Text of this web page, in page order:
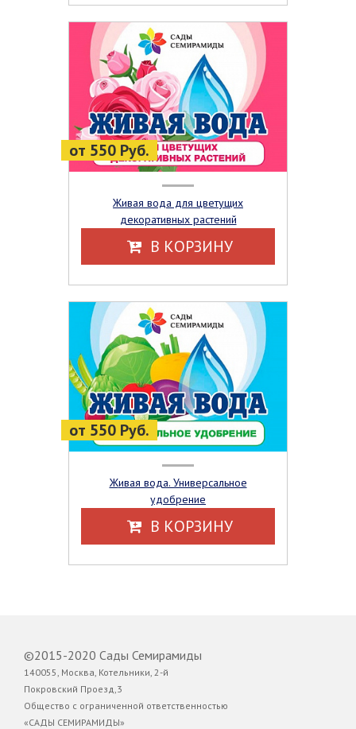
от 550 Руб.
Живая вода для цветущих
декоративных растений
В КОРЗИНУ
от 550 Руб.
Живая вода. Универсальное
удобрение
В КОРЗИНУ
©2015-2020 Сады Семирамиды
140055, Москва, Котельники, 2-й
Покровский Проезд,3
Общество с ограниченной ответственностью
«САДЫ СЕМИРАМИДЫ»